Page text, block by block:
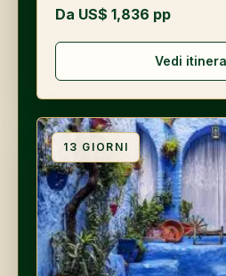
Da US$ 1,836 pp
Vedi
13 GIORNI